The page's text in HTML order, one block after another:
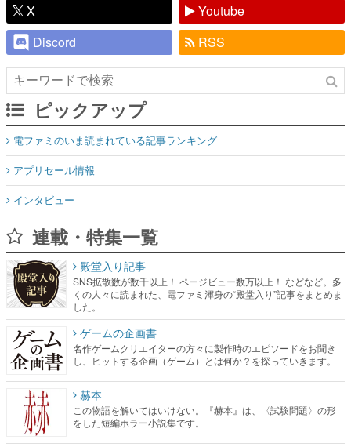
X
Youtube
Discord
RSS
ピックアップ
電ファミのいま読まれている記事ランキング
アプリセール情報
インタビュー
連載・特集一覧
殿堂入り記事
SNS拡散数が数千以上！ ページビュー数万以上！ などなど。多
くの人々に読まれた、電ファミ渾身の“殿堂入り”記事をまとめま
した。
ゲームの企画書
名作ゲームクリエイターの方々に製作時のエピソードをお聞き
し、ヒットする企画（ゲーム）とは何か？を探っていきます。
赫本
この物語を解いてはいけない。『赫本』は、〈試験問題〉の形
をした短編ホラー小説集です。